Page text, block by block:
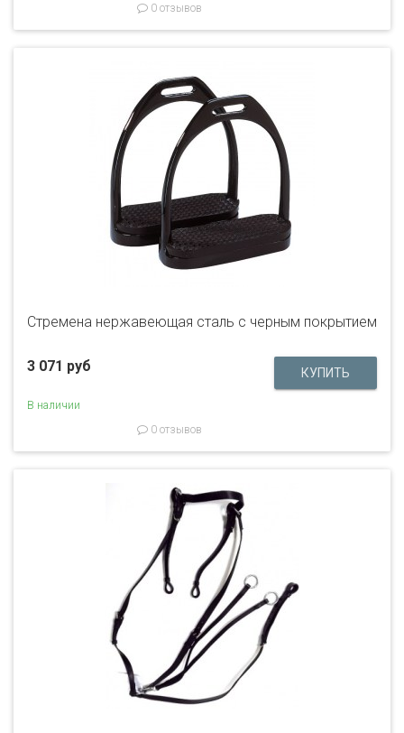
0 отзывов
Стремена нержавеющая сталь с черным покрытием
3 071 руб
В наличии
0 отзывов